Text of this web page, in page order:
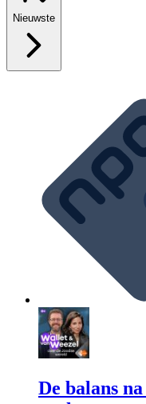
Nieuwste
De balans